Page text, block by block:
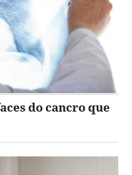
do cancro que